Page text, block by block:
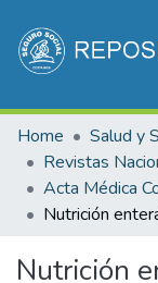
Communities &
All of DSpace
Statistics
Home
Acta Médica
Nutrición